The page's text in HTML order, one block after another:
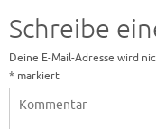
Schreibe
Deine E-Mail-Adresse wird
* markiert